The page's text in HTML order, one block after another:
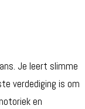
Je leert slimme
verdediging is om
en